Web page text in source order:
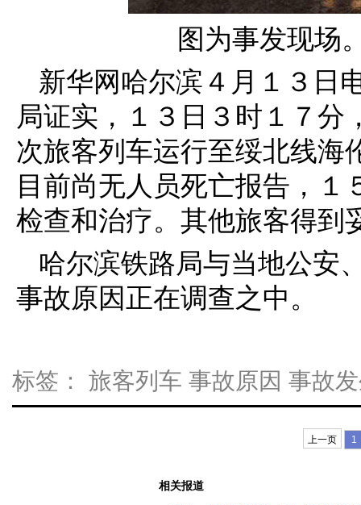
图为事发现场
新华网哈尔滨４月１３日
局证实，１３日３时１７分
次旅客列车运行至绥北线海
目前尚无人员死亡报告，１
检查和治疗。其他旅客得到
哈尔滨铁路局与当地公安
事故原因正在调查之中。
标签： 旅客列车 事故原因 事故
上一页 1
相关报道